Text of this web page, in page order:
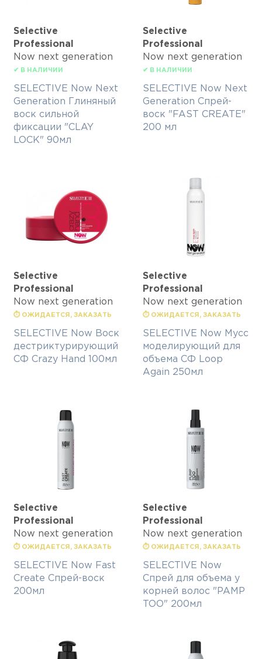
Selective
Professional
Now next generation
✔ В НАЛИЧИИ
SELECTIVE Now Next
Generation Глиняный
воск сильной
фиксации "CLAY
LOCK" 90мл
Selective
Professional
Now next generation
✔ В НАЛИЧИИ
SELECTIVE Now Next
Generation Спрей-
воск "FAST CREATE"
200 мл
Selective
Professional
Now next generation
⏱ ОЖИДАЕТСЯ, ЗАКАЗАТЬ
SELECTIVE Now Воск
дестриктурирующий
СФ Crazy Hand 100мл
Selective
Professional
Now next generation
⏱ ОЖИДАЕТСЯ, ЗАКАЗАТЬ
SELECTIVE Now Мусс
моделирующий для
объема СФ Loop
Again 250мл
Selective
Professional
Now next generation
⏱ ОЖИДАЕТСЯ, ЗАКАЗАТЬ
SELECTIVE Now Fast
Create Спрей-воск
200мл
Selective
Professional
Now next generation
⏱ ОЖИДАЕТСЯ, ЗАКАЗАТЬ
SELECTIVE Now
Спрей для объема у
корней волос "PAMP
TOO" 200мл